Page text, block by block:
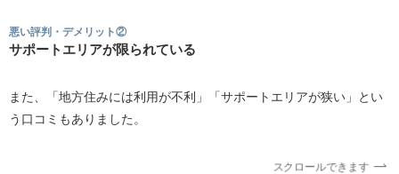
悪い評判・デメリット②
サポートエリアが限られている
また、「地方住みには利用が不利」「サポートエリアが狭い」とい
う口コミもありました。
スクロールできます